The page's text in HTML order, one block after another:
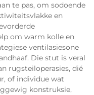
te pas, om sodoende
en
om warm kolle en
ventilasiesone
Die stut is veral
rugsteiloperasies, dié
of individue wat
konstruksie,